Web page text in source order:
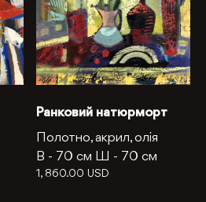
Ранковий натюрморт
Полотно, акрил, олія
В - 70 см Ш - 70 см
1, 860.00 USD